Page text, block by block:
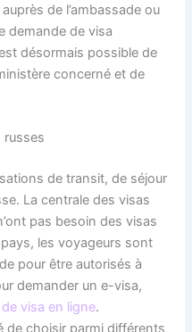
de l’ambassade ou
demande de visa
désormais possible de
concerné et de
russes
de transit, de séjour
La centrale des visas
pas besoin des visas
les voyageurs sont
pour être autorisés à
demander un e-visa,
visa en ligne.
de choisir parmi différents